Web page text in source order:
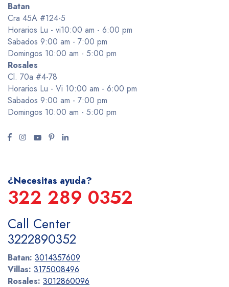
Batan
Cra 45A #124-5
Horarios Lu - vi10:00 am - 6:00 pm
Sabados 9:00 am - 7:00 pm
Domingos 10:00 am - 5:00 pm
Rosales
Cl. 70a #4-78
Horarios Lu - Vi 10:00 am - 6:00 pm
Sabados 9:00 am - 7:00 pm
Domingos 10:00 am - 5:00 pm
¿Necesitas ayuda?
322 289 0352
Call Center
3222890352
Batan: 3014357609
Villas: 3175008496
Rosales: 3012860096